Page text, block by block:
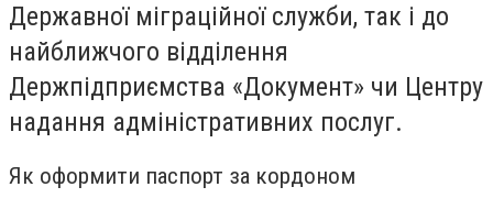
Державної міграційної служби, так і до
найближчого відділення
Держпідприємства «Документ» чи Центру
надання адміністративних послуг.
Як оформити паспорт за кордоном